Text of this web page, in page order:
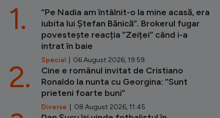
”Pe Nadia am întâlnit-o la mine acasă, era
iubita lui Ștefan Bănică”. Brokerul fugar
povestește reacția ”Zeiței” când i-a
intrat în baie
Special | 06 August 2026, 19:59
1.
Cine e românul invitat de Cristiano
Ronaldo la nunta cu Georgina: ”Sunt
prieteni foarte buni”
Diverse | 08 August 2026, 11:45
2.